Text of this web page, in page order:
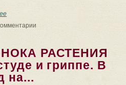
ЛЕЧЕБНЫЕ СВОЙСТВА РАСТЕНИЯ.
РАСТЕНИЯ
и гриппе. В
на...